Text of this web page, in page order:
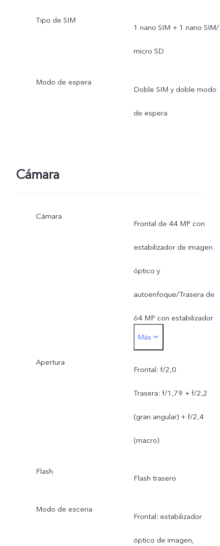
Tipo de SIM
1 nano SIM + 1 nano
micro SD
Modo de espera
Doble SIM y doble modo
de espera
Cámara
Cámara
Frontal de 44 MP con
estabilizador de imagen
óptico y
autoenfoque/Trasera de
64 MP con estabilizador
de imagen óptico y
autoenfoque + 8 MP
angular) +2 MP (macro)
Más
Apertura
Frontal: f/2,0
Trasera: f/1,79 + f/2,2
(gran angular) + f/2,4
(macro)
Flash
Flash trasero
Modo de escena
Frontal: estabilizador
óptico de imagen,